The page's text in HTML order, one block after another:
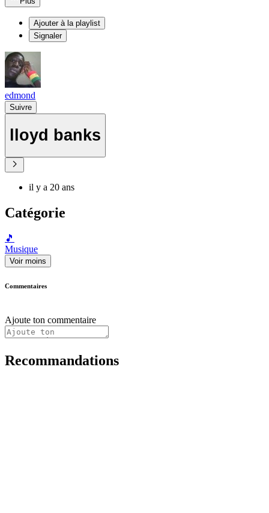
Ajouter à la playlist
Signaler
edmond
Suivre
lloyd banks
il y a 20 ans
Catégorie
🎵
Musique
Voir moins
Commentaires
Ajoute ton commentaire
Recommandations